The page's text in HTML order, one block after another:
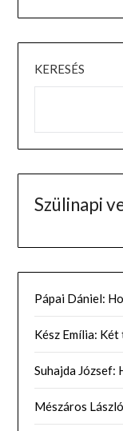
KERESÉS
Szülinapi
Pápai Dániel:
Kész Emília:
Suhajda József:
Mészáros